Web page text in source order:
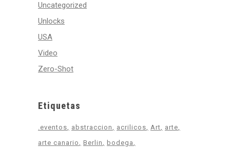
Uncategorized
Unlocks
USA
Video
Zero-Shot
Etiquetas
.eventos abstraccion acrilicos Art
arte
arte canario
Berlin
bodega